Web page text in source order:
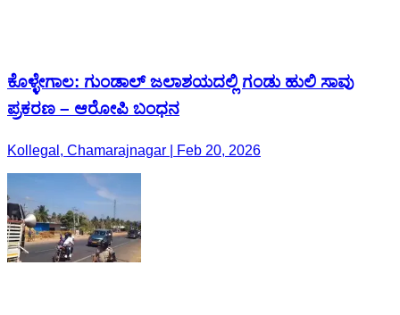
ಕೊಳ್ಳೇಗಾಲ: ಗುಂಡಾಲ್ ಜಲಾಶಯದಲ್ಲಿ ಗಂಡು ಹುಲಿ ಸಾವು
ಪ್ರಕರಣ – ಆರೋಪಿ ಬಂಧನ
Kollegal, Chamarajnagar | Feb 20, 2026